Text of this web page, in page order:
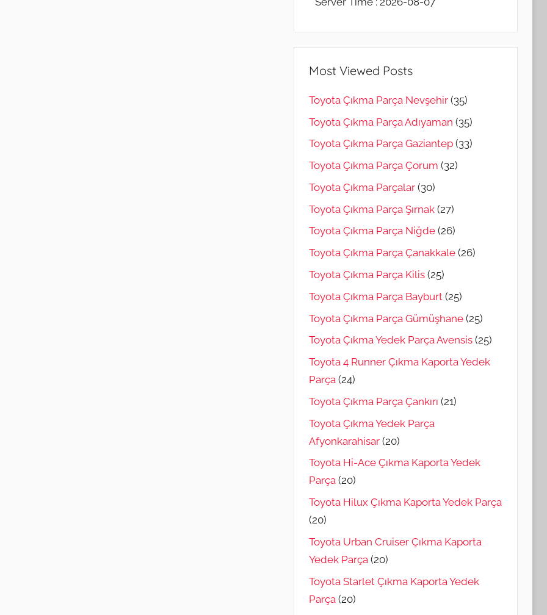
Most Viewed Posts
Toyota Çıkma Parça Nevşehir (35)
Toyota Çıkma Parça Adıyaman (35)
Toyota Çıkma Parça Gaziantep (33)
Toyota Çıkma Parça Çorum (32)
Toyota Çıkma Parçalar (30)
Toyota Çıkma Parça Şırnak (27)
Toyota Çıkma Parça Niğde (26)
Toyota Çıkma Parça Çanakkale (26)
Toyota Çıkma Parça Kilis (25)
Toyota Çıkma Parça Bayburt (25)
Toyota Çıkma Parça Gümüşhane (25)
Toyota Çıkma Yedek Parça Avensis (25)
Toyota 4 Runner Çıkma Kaporta Yedek
Parça (24)
Toyota Çıkma Parça Çankırı (21)
Toyota Çıkma Yedek Parça
Afyonkarahisar (20)
Toyota Hi-Ace Çıkma Kaporta Yedek
Parça (20)
Toyota Hilux Çıkma Kaporta Yedek Parça
(20)
Toyota Urban Cruiser Çıkma Kaporta
Yedek Parça (20)
Toyota Starlet Çıkma Kaporta Yedek
Parça (20)